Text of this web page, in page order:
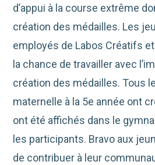
d’appui à la course extrême
création des médailles. Les
employés de Labos Créatifs
la chance de travailler avec
création des médailles. Tous
maternelle à la 5e année ont
ont été affichés dans le
les participants. Bravo aux
de contribuer à leur